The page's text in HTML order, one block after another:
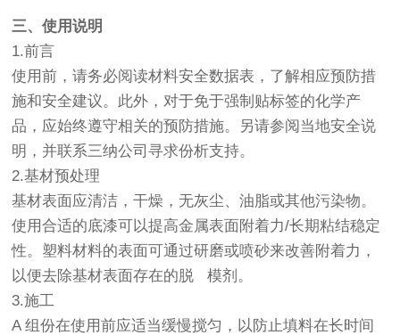
三、使用说明
1.前言
使用前，请务必阅读材料安全数据表，了解相应预防措
施和安全建议。此外，对于免于强制贴标签的化学产
品，应始终遵守相关的预防措施。另请参阅当地安全说
明，并联系三纳公司寻求份析支持。
2.基材预处理
基材表面应清洁，干燥，无灰尘、油脂或其他污染物。
使用合适的底漆可以提高金属表面附着力/长期粘结稳定
性。塑料材料的表面可通过研磨或喷砂来改善附着力，
以便去除基材表面存在的脱 模剂。
3.施工
A 组份在使用前应适当缓慢搅匀，以防止填料在长时间